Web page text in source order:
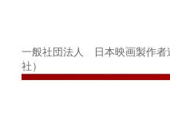
一般社団法人 日本映画製作者
社）